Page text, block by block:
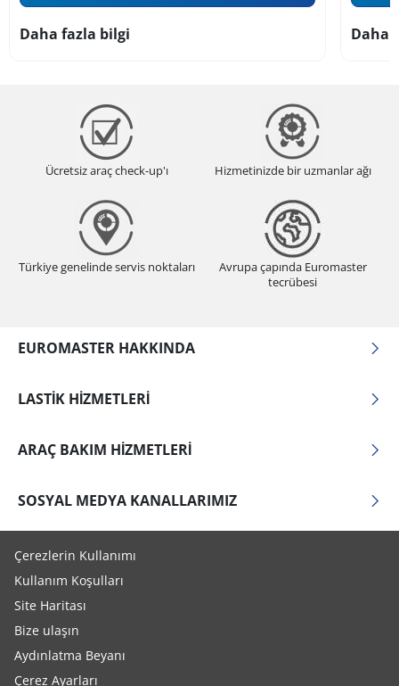
Daha fazla bilgi Daha
Ücretsiz araç check-up'ı Hizmetinizde bir uzmanlar ağı
Türkiye genelinde servis noktaları
Avrupa çapında Euromaster
tecrübesi
EUROMASTER HAKKINDA
LASTIK HIZMETLERI
ARAÇ BAKIM HIZMETLERI
SOSYAL MEDYA KANALLARIMIZ
Çerezlerin Kullanımı
Kullanım Koşulları
Site Haritası
Bize ulaşın
Aydınlatma Beyanı
Çerez Ayarları